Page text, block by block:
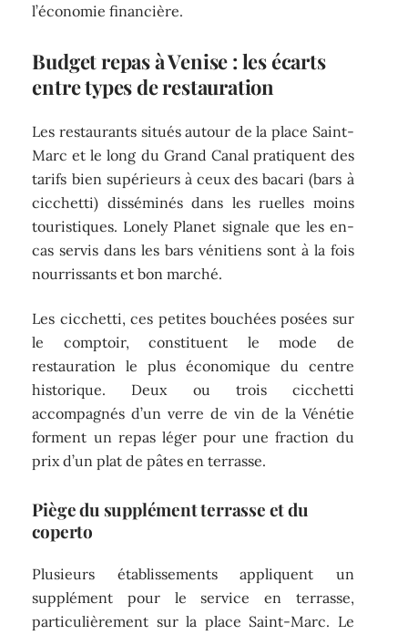
l’économie financière.
Budget repas à Venise : les écarts
entre types de restauration
Les restaurants situés autour de la place Saint-
Marc et le long du Grand Canal pratiquent des
tarifs bien supérieurs à ceux des bacari (bars à
cicchetti) disséminés dans les ruelles moins
touristiques. Lonely Planet signale que les en-
cas servis dans les bars vénitiens sont à la fois
nourrissants et bon marché.
Les cicchetti, ces petites bouchées posées sur
le comptoir, constituent le mode de
restauration le plus économique du centre
historique. Deux ou trois cicchetti
accompagnés d’un verre de vin de la Vénétie
forment un repas léger pour une fraction du
prix d’un plat de pâtes en terrasse.
Piège du supplément terrasse et du
coperto
Plusieurs établissements appliquent un
supplément pour le service en terrasse,
particulièrement sur la place Saint-Marc. Le